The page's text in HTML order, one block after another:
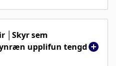
í miðborg
áherslu á þátt
(á)hrifa í að móta
staðarins.
fyrstu sýn virðist
athugað er það
getur verið
getur kallað fram
│Skyr sem
upplifun tengd